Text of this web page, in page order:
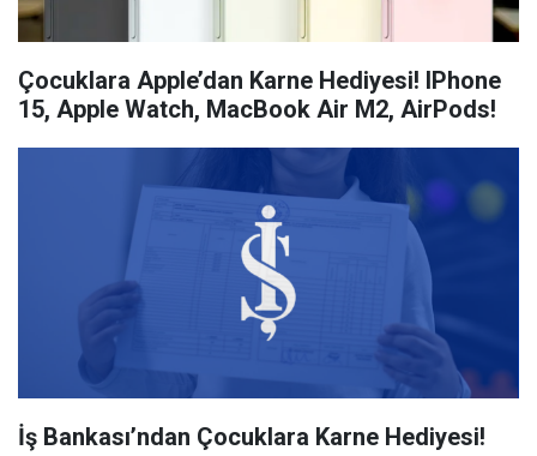
Çocuklara Apple’dan Karne Hediyesi! IPhone
15, Apple Watch, MacBook Air M2, AirPods!
İş Bankası’ndan Çocuklara Karne Hediyesi!